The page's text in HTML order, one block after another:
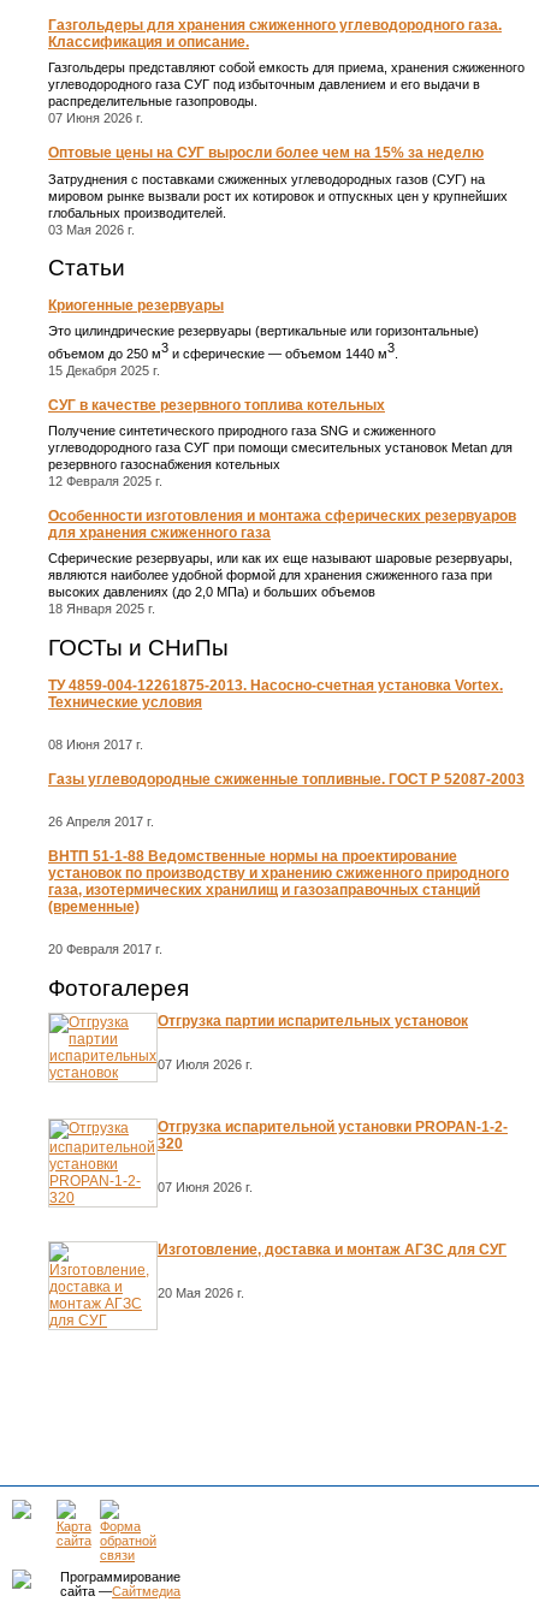
Газгольдеры для хранения сжиженного углеводородного газа.
Классификация и описание.
Газгольдеры представляют собой емкость для приема, хранения сжиженного
углеводородного газа СУГ под избыточным давлением и его выдачи в
распределительные газопроводы.
07 Июня 2026 г.
Оптовые цены на СУГ выросли более чем на 15% за неделю
Затруднения с поставками сжиженных углеводородных газов (СУГ) на
мировом рынке вызвали рост их котировок и отпускных цен у крупнейших
глобальных производителей.
03 Мая 2026 г.
Статьи
Криогенные резервуары
Это цилиндрические резервуары (вертикальные или горизонтальные)
объемом до 250 м3 и сферические ― объемом 1440 м3
15 Декабря 2025 г.
СУГ в качестве резервного топлива котельных
Получение синтетического природного газа SNG и сжиженного
углеводородного газа СУГ при помощи смесительных установок Metan для
резервного газоснабжения котельных
12 Февраля 2025 г.
Особенности изготовления и монтажа сферических резервуаров
для хранения сжиженного газа
Сферические резервуары, или как их еще называют шаровые резервуары,
являются наиболее удобной формой для хранения сжиженного газа при
высоких давлениях (до 2,0 МПа) и больших объемов
18 Января 2025 г.
ГОСТы и СНиПы
ТУ 4859-004-12261875-2013. Насосно-счетная установка Vortex.
Технические условия
08 Июня 2017 г.
Газы углеводородные сжиженные топливные. ГОСТ Р 52087-2003
26 Апреля 2017 г.
ВНТП 51-1-88 Ведомственные нормы на проектирование
установок по производству и хранению сжиженного природного
газа, изотермических хранилищ и газозаправочных станций
(временные)
20 Февраля 2017 г.
Фотогалерея
Отгрузка партии испарительных установок
07 Июля 2026 г.
Отгрузка испарительной установки PROPAN-1-2-
320
07 Июня 2026 г.
Изготовление, доставка и монтаж АГЗС для СУГ
20 Мая 2026 г.
Программирование
сайта —Сайтмедиа